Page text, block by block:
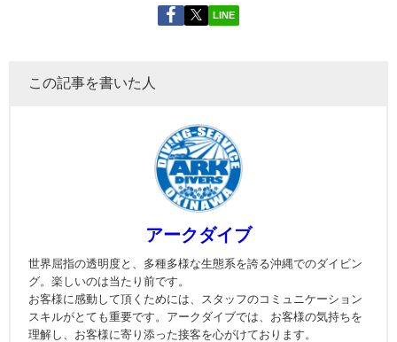
LINE
この記事を書いた人
アークダイブ
世界屈指の透明度と、多種多様な生態系を誇る沖縄でのダイビン
グ。楽しいのは当たり前です。
お客様に感動して頂くためには、スタッフのコミュニケーション
スキルがとても重要です。アークダイブでは、お客様の気持ちを
理解し、お客様に寄り添った接客を心がけております。